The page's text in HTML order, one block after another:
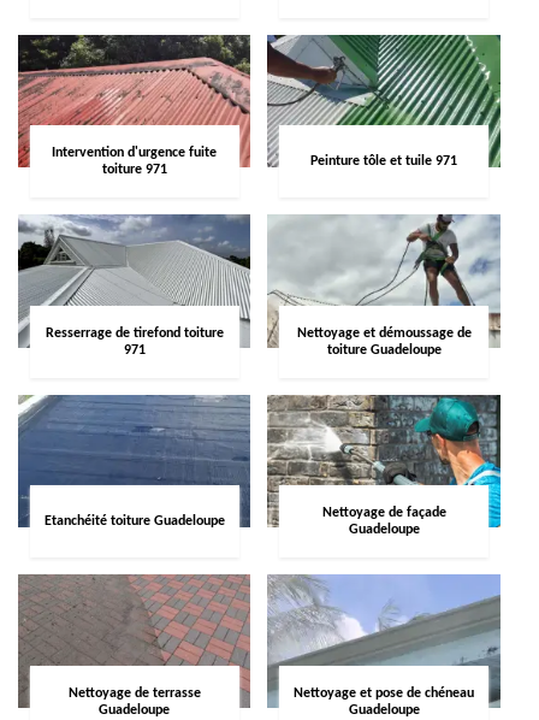
Intervention d'urgence fuite
toiture 971
Peinture tôle et tuile 971
Resserrage de tirefond toiture
971
Nettoyage et démoussage de
toiture Guadeloupe
Etanchéité toiture Guadeloupe
Nettoyage de façade
Guadeloupe
Nettoyage de terrasse
Guadeloupe
Nettoyage et pose de chéneau
Guadeloupe